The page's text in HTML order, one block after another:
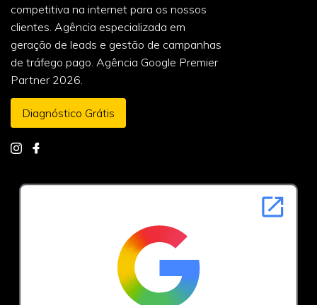
competitiva na internet para os nossos
clientes. Agência especializada em
geração de leads e gestão de campanhas
de tráfego pago. Agência Google Premier
Partner 2026.
Diagnóstico Grátis